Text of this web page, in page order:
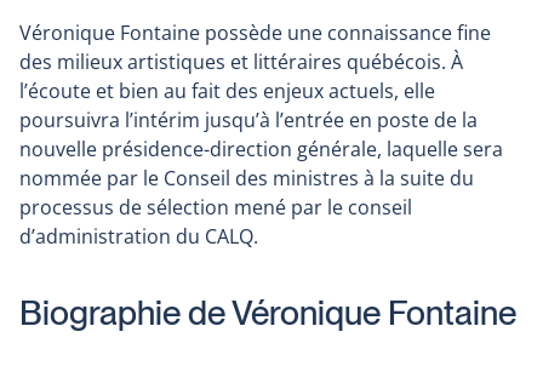
Véronique Fontaine possède une connaissance fine
des milieux artistiques et littéraires québécois. À
l’écoute et bien au fait des enjeux actuels, elle
poursuivra l’intérim jusqu’à l’entrée en poste de la
nouvelle présidence-direction générale, laquelle sera
nommée par le Conseil des ministres à la suite du
processus de sélection mené par le conseil
d’administration du CALQ.
Biographie de Véronique Fontaine